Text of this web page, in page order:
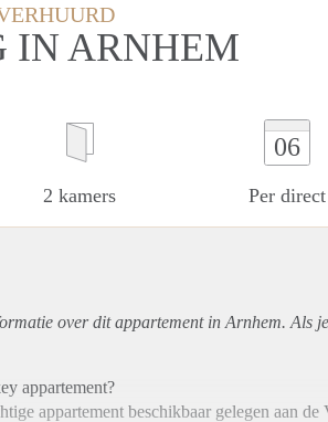
IN ARNHEM
2 kamers
06
Per direct
over ditappartementin Arnhem. Als
appartement?
appartement beschikbaar gelegen aan